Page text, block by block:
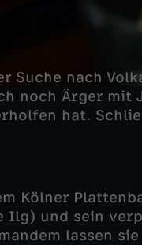
Suche nach
noch Ärger mit
hat.
Kölner
Ilg) und sein
lassen